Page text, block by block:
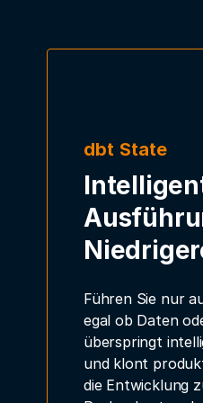
dbt State
Führen Sie nur
egal ob Daten
überspringt
und klont
die Entwicklung